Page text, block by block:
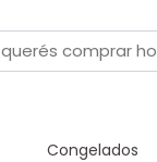
Congelados